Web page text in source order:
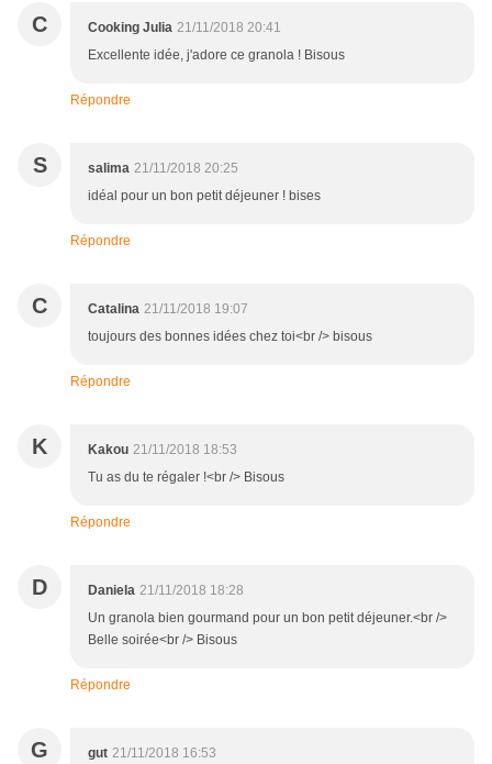
C Cooking Julia 21/11/2018 20:41
Excellente idée, j'adore ce granola ! Bisous
Répondre
S salima 21/11/2018 20:25
idéal pour un bon petit déjeuner ! bises
Répondre
C Catalina 21/11/2018 19:07
toujours des bonnes idées chez toi<br /> bisous
Répondre
K Kakou 21/11/2018 18:53
Tu as du te régaler !<br /> Bisous
Répondre
D Daniela 21/11/2018 18:28
Un granola bien gourmand pour un bon petit déjeuner.<br />
Belle soirée<br /> Bisous
Répondre
G gut 21/11/2018 16:53